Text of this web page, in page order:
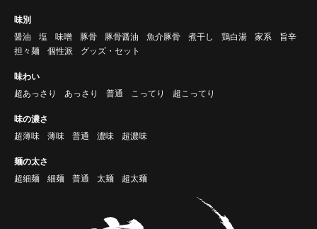
味別
醤油
塩 味噌 豚骨 豚骨醤油 魚介豚骨 煮干し 鶏白湯 家系
旨辛
担々麺
個性派 グッズ・セット
味わい
超あっさり
あっさり 普通 こってり 超こってり
味の濃さ
超薄味
薄味 普通 濃味 超濃味
麺の太さ
超細麺
細麺 普通 太麺 超太麺